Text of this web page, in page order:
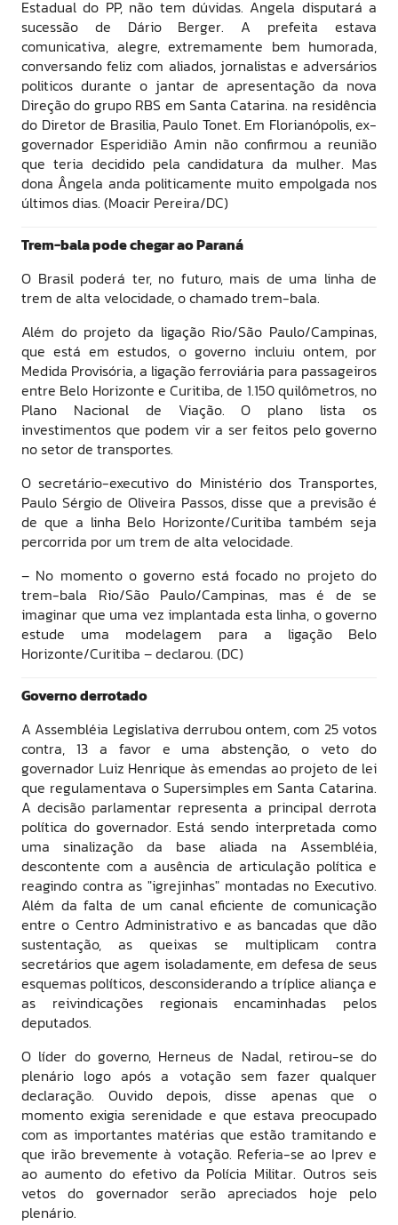
Estadual do PP, não tem dúvidas. Angela disputará a
sucessão de Dário Berger. A prefeita estava
comunicativa, alegre, extremamente bem humorada,
conversando feliz com aliados, jornalistas e adversários
politicos durante o jantar de apresentação da nova
Direção do grupo RBS em Santa Catarina. na residência
do Diretor de Brasilia, Paulo Tonet. Em Florianópolis, ex-
governador Esperidião Amin não confirmou a reunião
que teria decidido pela candidatura da mulher. Mas
dona Ângela anda politicamente muito empolgada nos
últimos dias. (Moacir Pereira/DC)
Trem-bala pode chegar ao Paraná
O Brasil poderá ter, no futuro, mais de uma linha de
trem de alta velocidade, o chamado trem-bala.
Além do projeto da ligação Rio/São Paulo/Campinas,
que está em estudos, o governo incluiu ontem, por
Medida Provisória, a ligação ferroviária para passageiros
entre Belo Horizonte e Curitiba, de 1.150 quilômetros, no
Plano Nacional de Viação. O plano lista os
investimentos que podem vir a ser feitos pelo governo
no setor de transportes.
O secretário-executivo do Ministério dos Transportes,
Paulo Sérgio de Oliveira Passos, disse que a previsão é
de que a linha Belo Horizonte/Curitiba também seja
percorrida por um trem de alta velocidade.
– No momento o governo está focado no projeto do
trem-bala Rio/São Paulo/Campinas, mas é de se
imaginar que uma vez implantada esta linha, o governo
estude uma modelagem para a ligação Belo
Horizonte/Curitiba – declarou. (DC)
Governo derrotado
A Assembléia Legislativa derrubou ontem, com 25 votos
contra, 13 a favor e uma abstenção, o veto do
governador Luiz Henrique às emendas ao projeto de lei
que regulamentava o Supersimples em Santa Catarina.
A decisão parlamentar representa a principal derrota
política do governador. Está sendo interpretada como
uma sinalização da base aliada na Assembléia,
descontente com a ausência de articulação política e
reagindo contra as "igrejinhas" montadas no Executivo.
Além da falta de um canal eficiente de comunicação
entre o Centro Administrativo e as bancadas que dão
sustentação, as queixas se multiplicam contra
secretários que agem isoladamente, em defesa de seus
esquemas políticos, desconsiderando a tríplice aliança e
as reivindicações regionais encaminhadas pelos
deputados.
O líder do governo, Herneus de Nadal, retirou-se do
plenário logo após a votação sem fazer qualquer
declaração. Ouvido depois, disse apenas que o
momento exigia serenidade e que estava preocupado
com as importantes matérias que estão tramitando e
que irão brevemente à votação. Referia-se ao Iprev e
ao aumento do efetivo da Polícia Militar. Outros seis
vetos do governador serão apreciados hoje pelo
plenário.